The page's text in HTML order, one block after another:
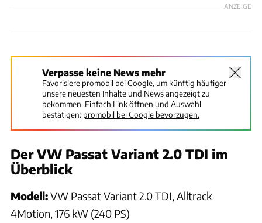
ANZEIGE
Verpasse keine News mehr
Favorisiere promobil bei Google, um künftig häufiger
unsere neuesten Inhalte und News angezeigt zu
bekommen. Einfach Link öffnen und Auswahl
bestätigen: promobil bei Google bevorzugen.
Der VW Passat Variant 2.0 TDI im
Überblick
Modell:VW Passat Variant 2.0 TDI, Alltrack
4Motion, 176 kW (240 PS)